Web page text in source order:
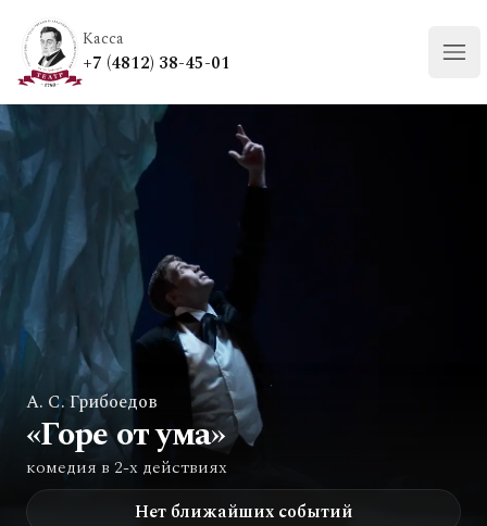
Касса
+7 (4812) 38-45-01
А. С. Грибоедов
«Горе от ума»
комедия в 2-х действиях
Нет ближайших событий